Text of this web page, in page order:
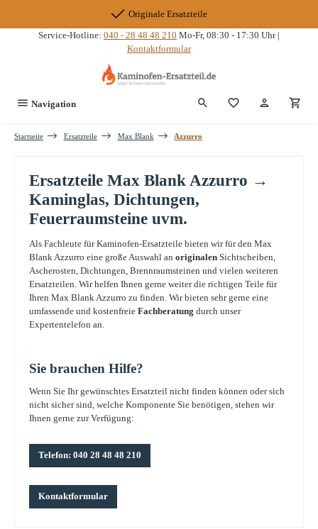
Originale Ersatzteile
Service-Hotline: 040 - 28 48 48 210 Mo-Fr, 08:30 - 17:30 Uhr |
Kontaktformular
Navigation Du hast 0
Startseite Ersatzteile Max Blank Azzurro
Ersatzteile Max Blank Azzurro →
Kaminglas, Dichtungen,
Feuerraumsteine uvm.
Als Fachleute für Kaminofen-Ersatzteile bieten wir für den Max
Blank Azzurro eine große Auswahl an originalen Sichtscheiben,
Ascherosten, Dichtungen, Brennraumsteinen und vielen weiteren
Ersatzteilen. Wir helfen Ihnen gerne weiter die richtigen Teile für
Ihren Max Blank Azzurro zu finden. Wir bieten sehr gerne eine
umfassende und kostenfreie Fachberatung durch unser
Expertentelefon an.
Sie brauchen Hilfe?
Wenn Sie Ihr gewünschtes Ersatzteil nicht finden können oder sich
nicht sicher sind, welche Komponente Sie benötigen, stehen wir
Ihnen gerne zur Verfügung:
Telefon: 040 28 48 48 210
Kontaktformular